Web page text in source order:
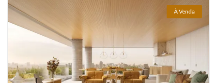
À Venda